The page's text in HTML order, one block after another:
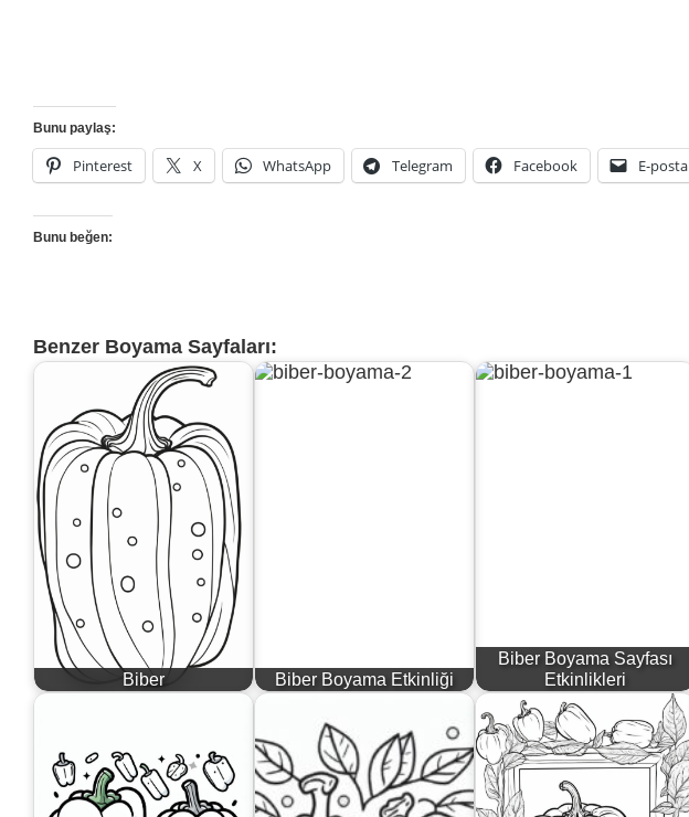
Bunu paylaş:
Pinterest X WhatsApp Telegram Facebook E-posta
Bunu beğen:
Benzer Boyama Sayfaları:
Biber Biber Boyama Etkinliği
Biber Boyama Sayfası
Etkinlikleri